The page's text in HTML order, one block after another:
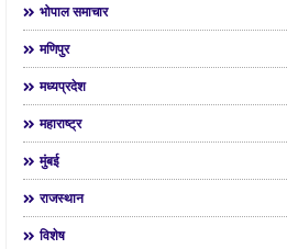
भोपाल समाचार
मणिपुर
मध्यप्रदेश
महाराष्ट्र
मुंबई
राजस्थान
विशेष